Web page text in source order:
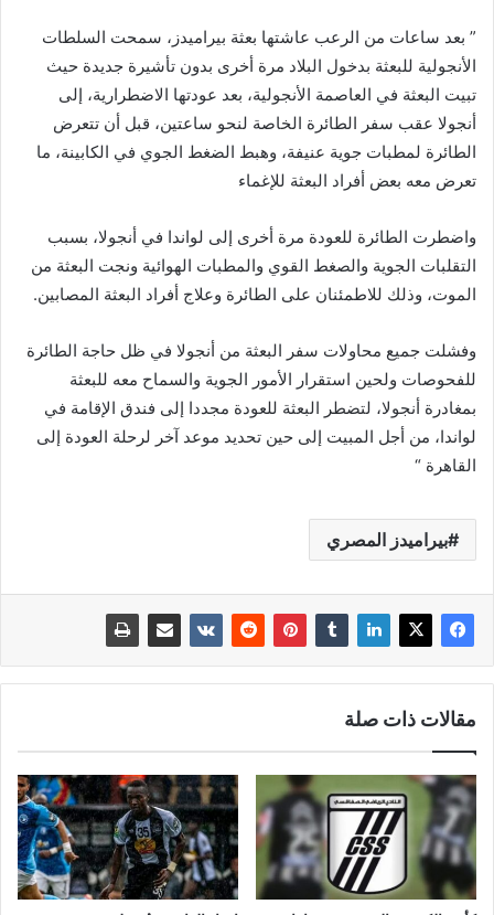
” بعد ساعات من الرعب عاشتها بعثة بيراميدز، سمحت السلطات
الأنجولية للبعثة بدخول البلاد مرة أخرى بدون تأشيرة جديدة حيث
تبيت البعثة في العاصمة الأنجولية، بعد عودتها الاضطرارية، إلى
أنجولا عقب سفر الطائرة الخاصة لنحو ساعتين، قبل أن تتعرض
الطائرة لمطبات جوية عنيفة، وهبط الضغط الجوي في الكابينة، ما
تعرض معه بعض أفراد البعثة للإغماء
واضطرت الطائرة للعودة مرة أخرى إلى لواندا في أنجولا، بسبب
التقلبات الجوية والصغط القوي والمطبات الهوائية ونجت البعثة من
الموت، وذلك للاطمئنان على الطائرة وعلاج أفراد البعثة المصابين.
وفشلت جميع محاولات سفر البعثة من أنجولا في ظل حاجة الطائرة
للفحوصات ولحين استقرار الأمور الجوية والسماح معه للبعثة
بمغادرة أنجولا، لتضطر البعثة للعودة مجددا إلى فندق الإقامة في
لواندا، من أجل المبيت إلى حين تحديد موعد آخر لرحلة العودة إلى
القاهرة “
بيراميدز المصري
مقالات ذات صلة